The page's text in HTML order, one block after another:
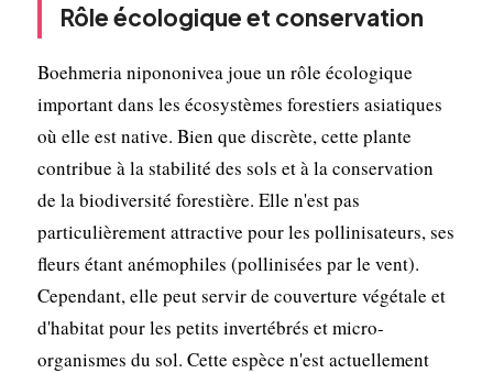
Rôle écologique et conservation
Boehmeria nipononivea joue un rôle écologique
important dans les écosystèmes forestiers asiatiques
où elle est native. Bien que discrète, cette plante
contribue à la stabilité des sols et à la conservation
de la biodiversité forestière. Elle n'est pas
particulièrement attractive pour les pollinisateurs, ses
fleurs étant anémophiles (pollinisées par le vent).
Cependant, elle peut servir de couverture végétale et
d'habitat pour les petits invertébrés et micro-
organismes du sol. Cette espèce n'est actuellement